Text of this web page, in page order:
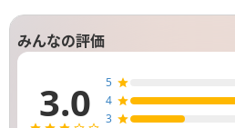
みんなの評価
3.0 5
4
3